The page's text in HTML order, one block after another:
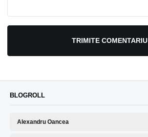
TRIMITE COMENTARIU
BLOGROLL
Alexandru Oancea